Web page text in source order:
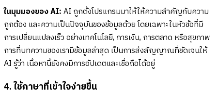
ในมุมมองของ AI:AI ถูกตั้งโปรแกรมมาให้ให้ความสำคัญกับความ
ถูกต้อง และความเป็นปัจจุบันของข้อมูลด้วย โดยเฉพาะในหัวข้อที่มี
การเปลี่ยนแปลงเร็ว อย่างเทคโนโลยี, การเงิน, การตลาด หรือสุขภาพ
การที่บทความของเรามีข้อมูลล่าสุด เป็นการส่งสัญญาณที่ชัดเจนให้
AI รู้ว่า เนื้อหานี้ยังคงมีการอัปเดตและเชื่อถือได้อยู่
4. ใช้ภาษาที่เข้าใจง่ายขึ้น